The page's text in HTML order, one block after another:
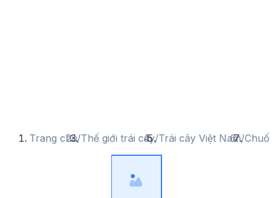
Trang chủ/Thế giới trái cây/Trái cây Việt Nam/Chuối